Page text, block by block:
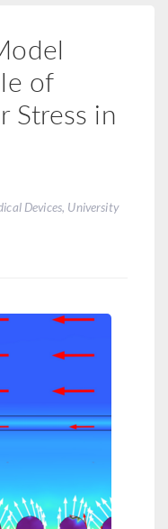
of
Stress in
Devices, University